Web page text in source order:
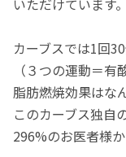
いただけています。
カーブスでは1回
（３つの運動＝
脂肪燃焼効果はな
このカーブス独自
296%のお医者様